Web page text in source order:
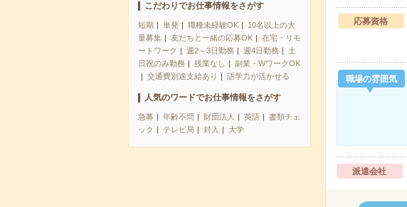
こだわりでお仕事情報をさがす
短期 単発 職種未経験OK
10名以上の大
量募集
友だちと一緒の応募OK
在宅・リモ
ートワーク
週2～3日勤務 週4日勤務
土
日祝のみ勤務
残業なし
副業・WワークOK
交通費別途支給あり
語学力が活かせる
人気のワードでお仕事情報をさがす
急募 年齢不問 財団法人 英語
書類チェ
ック
テレビ局 封入 大学
応募資格
職場の雰囲気
派遣会社